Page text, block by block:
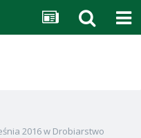
2016w Drobiarstwo